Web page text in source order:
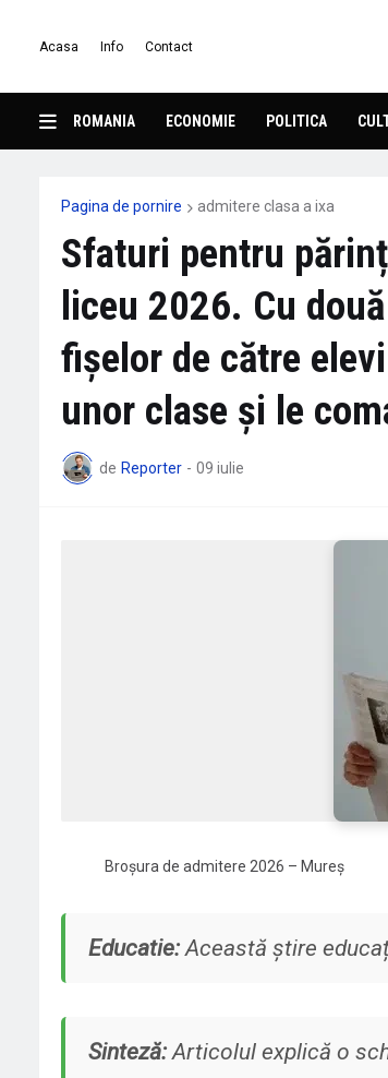
Acasa Info Contact
ROMANIA ECONOMIE POLITICA
Pagina de pornire admitere clasa a ixa
Sfaturi pentru
liceu 2026. Cu
fișelor de către
unor clase și le
de Reporter - 09 iulie
Broșura de admitere 2026 – Mureș
Educatie:Această știre
Sinteză:Articolul explică o